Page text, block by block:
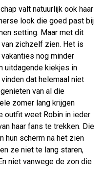
valt natuurlijk ook haar
look die goed past bij
setting. Maar met dit
zichzelf zien. Het is
nog minder
uitdagende kiekjes in
dat helemaal niet
van al die
zomer lang krijgen
outfit weet Robin in ieder
haar fans te trekken. Die
hun scherm na het zien
ze niet te lang staren,
niet vanwege de zon die